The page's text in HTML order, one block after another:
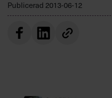
Annonsera
Om oss
Kontakta oss
Publicerad 2013-06-12